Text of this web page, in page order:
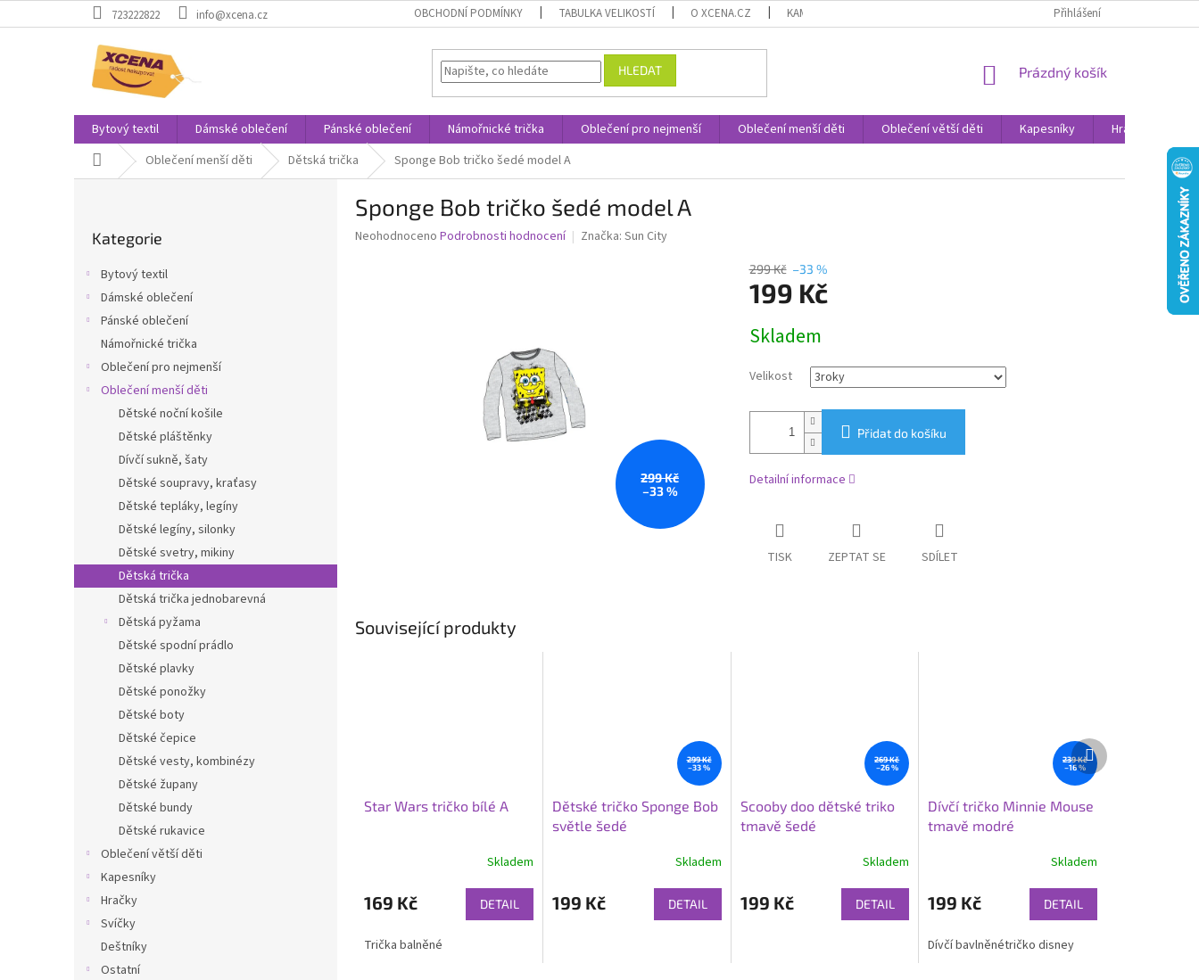
na
723222822 info@xcena.cz OBCHODNÍ PODMÍNKY TABULKA VELIKOSTÍ O XCENA.CZ KAMENNÉ PRODEJNY PROHLÁŠENÍ O OCHRANĚ OSOBNÍCH DAT
Přihlášení
HLEDAT
NÁKUPNÍ
Prázdný košík
Bytový textil Dámské oblečení Pánské oblečení Námořnické trička Oblečení pro nejmenší Oblečení menší děti Oblečení větší děti Kapesníky Hračky
Domů Oblečení menší děti Dětská trička Sponge Bob tričko šedé model A
kategorie
Kategorie
Bytový textil
Dámské oblečení
Pánské oblečení
Námořnické trička
Oblečení pro nejmenší
Oblečení menší děti
Dětské noční košile
Dětské pláštěnky
Dívčí sukně, šaty
Dětské soupravy, kraťasy
Dětské tepláky, legíny
Dětské legíny, silonky
Dětské svetry, mikiny
Dětská trička
Dětská trička jednobarevná
Dětská pyžama
Dětské spodní prádlo
Dětské plavky
Dětské ponožky
Dětské boty
Dětské čepice
Dětské vesty, kombinézy
Dětské župany
Dětské bundy
Dětské rukavice
Oblečení větší děti
Kapesníky
Hračky
Svíčky
Deštníky
Ostatní
Sponge Bob tričko šedé model A
Průměrné
Neohodnoceno Podrobnosti hodnocení Značka: Sun City
299 Kč
–33 %
299 Kč –33 %
199 Kč
cena:
Skladem
Velikost
Přidat do košíku
Detailní informace
TISK ZEPTAT SE SDÍLET
Související produkty
Star Wars tričko bílé A
Skladem
169 Kč DETAIL
Trička balněné
299 Kč
–33 %
Dětské tričko Sponge Bob
světle šedé
Skladem
199 Kč DETAIL
269 Kč
–26 %
Scooby doo dětské triko
tmavě šedé
Skladem
199 Kč DETAIL
239 Kč
–16 %
Dívčí tričko Minnie Mouse
tmavě modré
Skladem
199 Kč DETAIL
Dívčí bavlněnétričko disney
Další
produkt